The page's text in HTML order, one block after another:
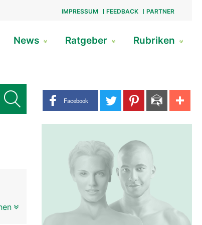
IMPRESSUM FEEDBACK PARTNER
News Ratgeber Rubriken
Share buttons
Facebook